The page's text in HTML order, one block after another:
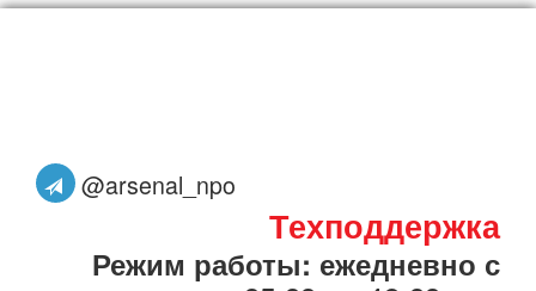
@arsenal_npo
Техподдержка
Режим работы: ежедневно с